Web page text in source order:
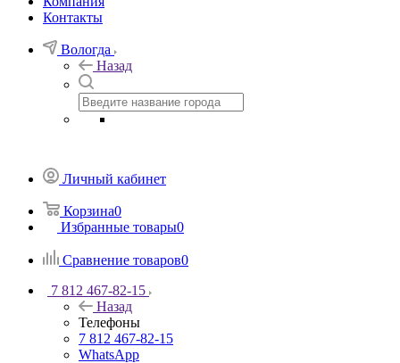
Контакты
Вологда
Назад
Личный кабинет
Корзина0
Избранные товары0
Сравнение товаров0
7 812 467-82-15
Назад
Телефоны
7 812 467-82-15
WhatsApp